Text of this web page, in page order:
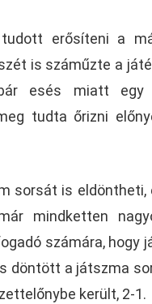
erősíteni a
is száműzte a
esés miatt egy
tudta őrizni
sorsát is eldöntheti,
mindketten
számára, hogy
döntött a játszma
került, 2-1.